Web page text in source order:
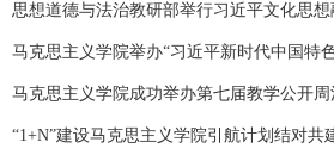
思想道德与法治教研部举行习近平文化思
马克思主义学院成功举办第七届教学公开周